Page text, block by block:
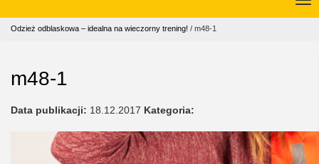
Odzież odblaskowa – idealna na wieczorny trening! / m48-1
m48-1
Data publikacji: 18.12.2017 Kategoria: